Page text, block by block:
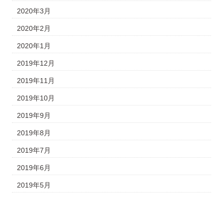
2020年3月
2020年2月
2020年1月
2019年12月
2019年11月
2019年10月
2019年9月
2019年8月
2019年7月
2019年6月
2019年5月